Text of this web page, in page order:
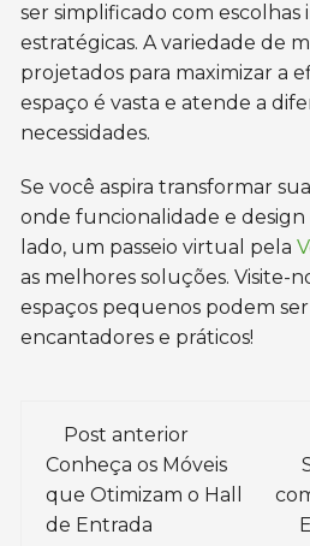
ser simplificado com
estratégicas. A variedade de
projetados para maximizar a
espaço é vasta e atende a
necessidades.
Se você aspira transformar
onde funcionalidade e design
lado, um passeio virtual pela
as melhores soluções. Visite-
espaços pequenos podem
encantadores e práticos!
Navegação
de
post
Post anterior
Conheça os Móveis
que Otimizam o Hall
de Entrada